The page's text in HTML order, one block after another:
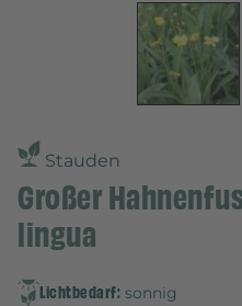
Stauden
Großer
lingua
Lichtbedarf: sonnig